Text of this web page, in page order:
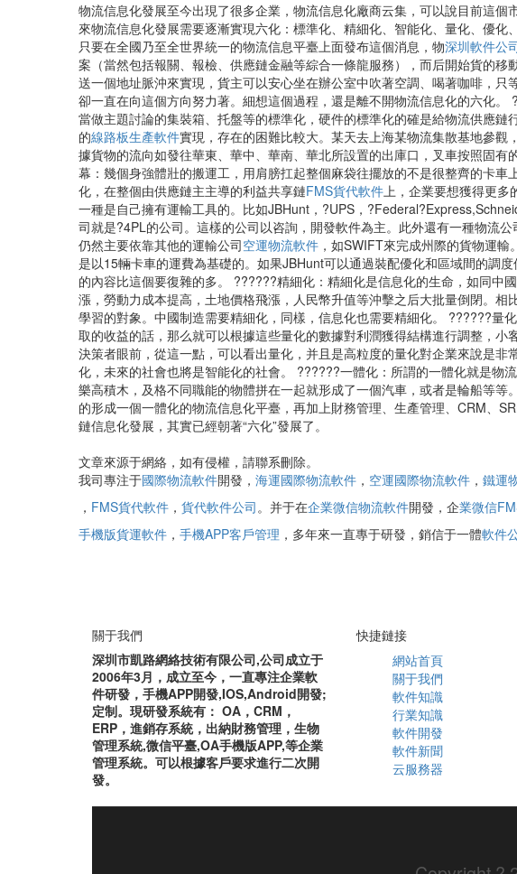
物流信息化發展至今出現了很多企業，物流信息化廠商云集，可以說目前這
來物流信息化發展需要逐漸實現六化：標準化、精細化、智能化、量化、優
只要在全國乃至全世界統一的物流信息平臺上面發布這個消息，物深圳軟件公
案（當然包括報關、報檢、供應鏈金融等綜合一條龍服務），而后開始貨的
送一個地址脈沖來實現，貨主可以安心坐在辦公室中吹著空調、喝著咖啡，
卻一直在向這個方向努力著。細想這個過程，還是離不開物流信息化的六化。 ?
當做主題討論的集裝箱、托盤等的標準化，硬件的標準化的確是給物流供應
的線路板生產軟件實現，存在的困難比較大。某天去上海某物流集散基地參
據貨物的流向如發往華東、華中、華南、華北所設置的出庫口，叉車按照固有
幕：幾個身強體壯的搬運工，用肩膀扛起整個麻袋往擺放的不是很整齊的卡
化，在整個由供應鏈主主導的利益共享鏈FMS貨代軟件上，企業要想獲得更多
一種是自己擁有運輸工具的。比如JBHunt，?UPS，
司就是?4PL的公司。這樣的公司以咨詢，開發軟件為主。此外還有一種物流
仍然主要依靠其他的運輸公司空運物流軟件 ，如SWIFT來完成州際的貨物運
是以15輛卡車的運費為基礎的。如果JBHunt可以通過裝配優化和區域間的調
的內容比這個要復雜的多。 ??????精細化：精細化是信息化的生命，如同中
漲，勞動力成本提高，土地價格飛漲，人民幣升值等沖擊之后大批量倒閉。
學習的對象。中國制造需要精細化，同樣，信息化也需要精細化。 ??????量
取的收益的話，那么就可以根據這些量化的數據對利潤獲得結構進行調整，
決策者眼前，從這一點，可以看出量化，并且是高粒度的量化對企業來說是
化，未來的社會也將是智能化的社會。 ??????一體化：所謂的一體化就是物
樂高積木，及格不同職能的物體拼在一起就形成了一個汽車，或者是輪船等
的形成一個一體化的物流信息化平臺，再加上財務管理、生產管理、CRM、
鏈信息化發展，其實已經朝著“六化”發展了。
文章來源于網絡，如有侵權，請聯系刪除。
我司專注于國際物流軟件開發， 海運國際物流軟件 ， 空運國際物流軟件 ， 鐵運
， FMS貨代軟件 ， 貨代軟件公司。并于在企業微信物流軟件開發，企業微信
手機版貨運軟件 ， 手機APP客戶管理 ，多年來一直專于研發，銷信于一體軟件
關于我們
深圳市凱路網絡技術有限公司,公司成立于
2006年3月，成立至今，一直專注企業軟
件研發，手機APP開發,IOS,Android開發;
定制。現研發系統有： OA，CRM，
ERP，進銷存系統，出納財務管理，生物
管理系統,微信平臺,OA手機版APP,等企業
管理系統。可以根據客戶要求進行二次開
發。
快捷鏈接
網站首頁
關于我們
軟件知識
行業知識
軟件開發
軟件新聞
云服務器